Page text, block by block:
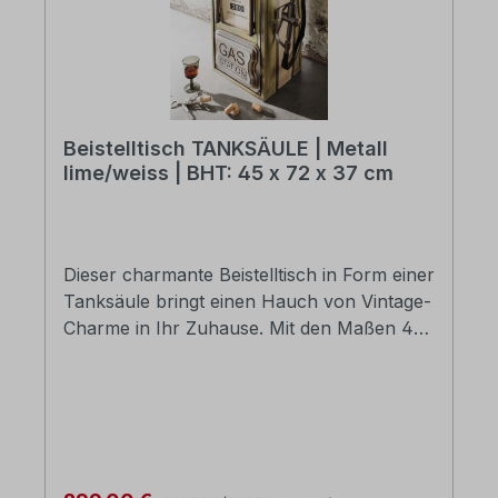
Beistelltisch TANKSÄULE | Metall
lime/weiss | BHT: 45 x 72 x 37 cm
Dieser charmante Beistelltisch in Form einer
Tanksäule bringt einen Hauch von Vintage-
Charme in Ihr Zuhause. Mit den Maßen 45
Wohnzimmer oder Flur, ist dieser Tisch ein